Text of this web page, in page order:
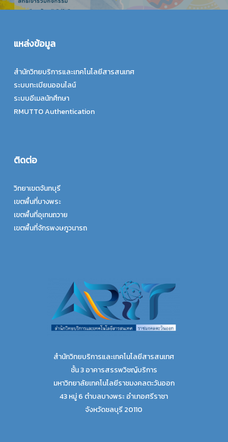
แหล่งข้อมูล
สำนักวิทยบริการและเทคโนโลยีสารสนเทศ
ระบบทะเบียนออนไลน์
ระบบอีเมลนักศึกษา
RMUTTO Authentication
ติดต่อ
วิทยาเขตจันทบุรี
เขตพื้นที่บางพระ
เขตพื้นที่อุเทนถวาย
เขตพื้นที่จักรพงษภูวนารถ
สำนักวิทยบริการและเทคโนโลยีสารสนเทศ
ชั้น 3 อาคารสรรพวิชญ์บริการ
มหาวิทยาลัยเทคโนโลยีราชมงคลตะวันออก
43 หมู่ 6 ตำบลบางพระ อำเภอศรีราชา
จังหวัดชลบุรี 20110